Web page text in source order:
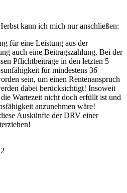
kann ich mich nur anschließen:
für eine Leistung aus der
auch eine Beitragszahlung. Bei der
Pflichtbeiträge in den letzten 5
für mindestens 36
sein, um einen Rentenanspruch
dabei berücksichtigt! Insoweit
Wartezeit nicht doch erfüllt ist und
anzunehmen wäre!
Auskünfte der DRV einer